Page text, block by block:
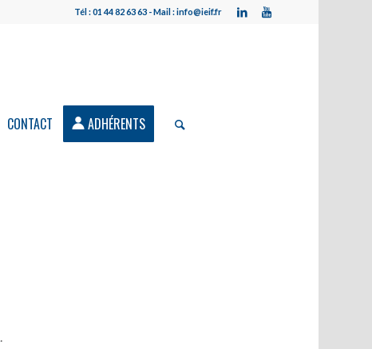
Tél : 01 44 82 63 63 - Mail : info@ieif.fr
CONTACT ADHÉRENTS